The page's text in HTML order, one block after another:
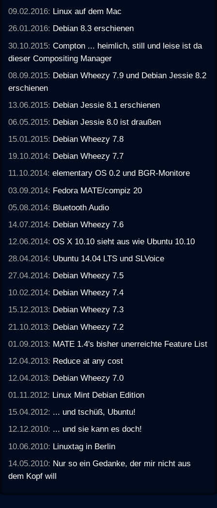
09.02.2016: Linux auf dem Mac
26.01.2016: Debian 8.3 erschienen
30.10.2015:Compton ... heimlich, still und leise ist da
dieser Compositing Manager
08.09.2015: Debian Wheezy 7.9 und Debian Jessie 8.2
erschienen
13.06.2015: Debian Jessie 8.1 erschienen
06.05.2015: Debian Jessie 8.0 ist draußen
15.01.2015: Debian Wheezy 7.8
19.10.2014: Debian Wheezy 7.7
11.10.2014:elementary OS 0.2 und BGR-Monitore
03.09.2014: Fedora MATE/compiz 20
05.08.2014: Bluetooth Audio
14.07.2014: Debian Wheezy 7.6
12.06.2014:OS X 10.10 sieht aus wie Ubuntu 10.10
28.04.2014: Ubuntu 14.04 LTS und SLVoice
27.04.2014: Debian Wheezy 7.5
10.02.2014: Debian Wheezy 7.4
15.12.2013: Debian Wheezy 7.3
21.10.2013: Debian Wheezy 7.2
01.09.2013: MATE 1.4's bisher unerreichte Feature List
12.04.2013: Reduce at any cost
12.04.2013: Debian Wheezy 7.0
01.11.2012: Linux Mint Debian Edition
15.04.2012: ... und tschüß, Ubuntu!
12.12.2010: ... und sie kann es doch!
10.06.2010: Linuxtag in Berlin
14.05.2010: Nur so ein Gedanke, der mir nicht aus
dem Kopf will